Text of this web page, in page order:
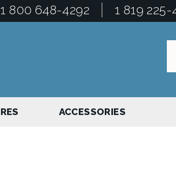
1 800 648-4292 1 819 225-
ACCESSORIES